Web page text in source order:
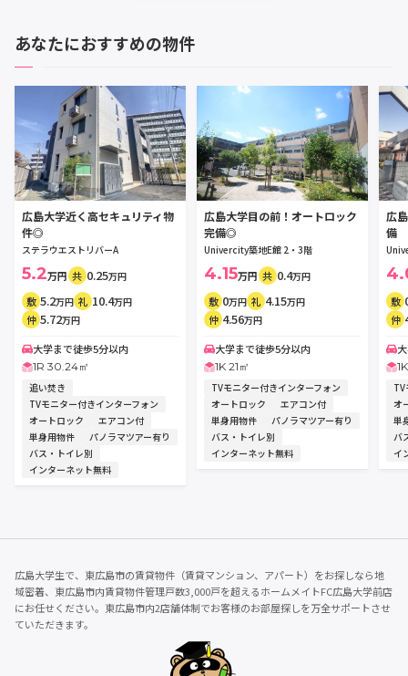
あなたにおすすめの物件
広島大学近く高セキュリティ物
件◎
ステラウエストリバーA
5.2万円 共 0.25万円
敷 5.2万円 礼 10.4万円
仲 5.72万円
大学まで徒歩5分以内
1R 30.24㎡
追い焚き
TVモニター付きインターフォン
オートロック
エアコン付
単身用物件
パノラマツアー有り
バス・トイレ別
インターネット無料
広島大学目の前！オートロック
完備◎
Univercity築地E館 2・3階
4.15万円 共 0.4万円
敷 0万円 礼 4.15万円
仲 4.56万円
大学まで徒歩5分以内
1K 21㎡
TVモニター付きインターフォン
オートロック
エアコン付
単身用物件
パノラマツアー有り
バス・トイレ別
インターネット無料
広
備
敷
仲
TV
オ
単
バ
イ
広島大学生で、東広島市の賃貸物件（賃貸マンション、アパート）をお探しなら地
域密着、東広島市内賃貸物件管理戸数3,000戸を超えるホームメイトFC広島大学前店
にお任せください。東広島市内2店舗体制でお客様のお部屋探しを万全サポートさせ
ていただきます。